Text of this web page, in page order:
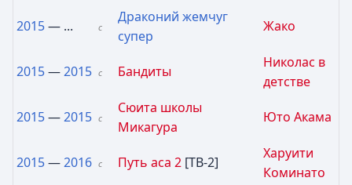
2015— ... с
Драконий жемчуг
супер
Жако
2015—2015 с Бандиты
Николас в
детстве
2015—2015 с
Сюита школы
Микагура
Юто Акама
2015—2016 с Путь аса 2 [ТВ-2]
Харуити
Коминато